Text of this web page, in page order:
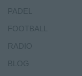
PADEL
FOOTBALL
RADIO
BLOG